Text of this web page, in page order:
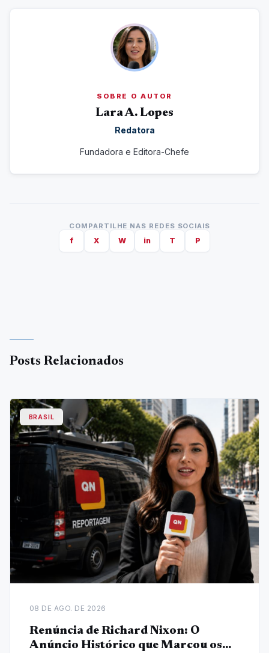
SOBRE O AUTOR
Lara A. Lopes
Redatora
Fundadora e Editora-Chefe
COMPARTILHE NAS REDES SOCIAIS
f X W in T P
Posts Relacionados
BRASIL
08 DE AGO. DE 2026
Renúncia de Richard Nixon: O
Anúncio Histórico que Marcou os